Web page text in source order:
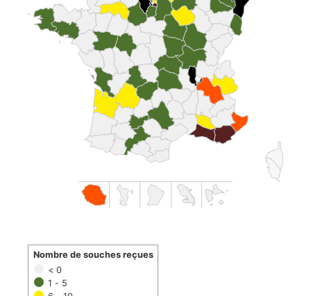
< 0
1 - 5
Nombre de souches reçues